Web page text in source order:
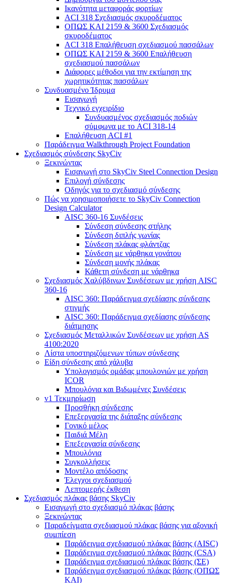
Ικανότητα μεταφοράς φορτίων
ACI 318 Σχεδιασμός σκυροδέματος
ΟΠΩΣ ΚΑΙ 2159 & 3600 Σχεδιασμός
σκυροδέματος
ACI 318 Επαλήθευση σχεδιασμού πασσάλων
ΟΠΩΣ ΚΑΙ 2159 & 3600 Επαλήθευση
σχεδιασμού πασσάλων
Διάφορες μέθοδοι για την εκτίμηση της
χωρητικότητας πασσάλων
Συνδυασμένο Ίδρυμα
Εισαγωγή
Τεχνικό εγχειρίδιο
Συνδυασμένος σχεδιασμός ποδιών
σύμφωνα με το ACI 318-14
Επαλήθευση ACI #1
Παράδειγμα Walkthrough Project Foundation
Σχεδιασμός σύνδεσης SkyCiv
Ξεκινώντας
Εισαγωγή στο SkyCiv Steel Connection Design
Επιλογή σύνδεσης
Οδηγός για το σχεδιασμό σύνδεσης
Πώς να χρησιμοποιήσετε το SkyCiv Connection
Design Calculator
AISC 360-16 Συνδέσεις
Σύνδεση σύνδεσης στήλης
Σύνδεση διπλής γωνίας
Σύνδεση πλάκας φλάντζας
Σύνδεση με νάρθηκα γονάτου
Σύνδεση μονής πλάκας
Κάθετη σύνδεση με νάρθηκα
Σχεδιασμός Χαλύβδινων Συνδέσεων με χρήση AISC
360-16
AISC 360: Παράδειγμα σχεδίασης σύνδεσης
στιγμής
AISC 360: Παράδειγμα σχεδίασης σύνδεσης
διάτμησης
Σχεδιασμός Μεταλλικών Συνδέσεων με χρήση AS
4100:2020
Λίστα υποστηριζόμενων τύπων σύνδεσης
Είδη σύνδεσης από χάλυβα
Υπολογισμός ομάδας μπουλονιών με χρήση
ICOR
Μπουλόνια και Βιδωμένες Συνδέσεις
v1 Τεκμηρίωση
Προσθήκη σύνδεσης
Επεξεργασία της διάταξης σύνδεσης
Γονικό μέλος
Παιδιά Μέλη
Επεξεργασία σύνδεσης
Μπουλόνια
Συγκολλήσεις
Μοντέλο απόδοσης
Έλεγχοι σχεδιασμού
Λεπτομερής έκθεση
Σχεδιασμός πλάκας βάσης SkyCiv
Εισαγωγή στο σχεδιασμό πλάκας βάσης
Ξεκινώντας
Παραδείγματα σχεδιασμού πλάκας βάσης για αξονική
συμπίεση
Παράδειγμα σχεδιασμού πλάκας βάσης (AISC)
Παράδειγμα σχεδιασμού πλάκας βάσης (CSA)
Παράδειγμα σχεδιασμού πλάκας βάσης (ΣΕ)
Παράδειγμα σχεδιασμού πλάκας βάσης (ΟΠΩΣ
ΚΑΙ)